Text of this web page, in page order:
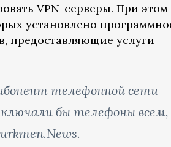
VPN-серверы. При этом
установлено
предоставляющие услуги
телефонной сети
бы телефоны всем,